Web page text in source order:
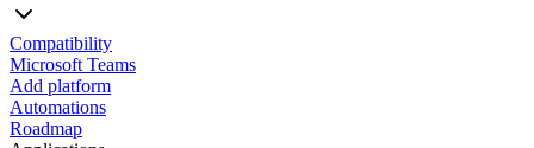
Compatibility
Microsoft Teams
Add platform
Automations
Roadmap